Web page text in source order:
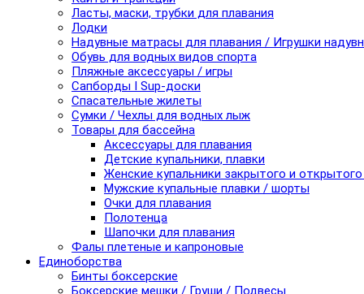
Ласты, маски, трубки для плавания
Лодки
Надувные матрасы для плавания / Игрушки
Обувь для водных видов спорта
Пляжные аксессуары / игры
Сапборды I Sup-доски
Спасательные жилеты
Сумки / Чехлы для водных лыж
Товары для бассейна
Аксессуары для плавания
Детские купальники, плавки
Женские купальники закрытого и
Мужские купальные плавки / шорты
Очки для плавания
Полотенца
Шапочки для плавания
Фалы плетеные и капроновые
Единоборства
Бинты боксерские
Боксерские мешки / Груши / Подвесы